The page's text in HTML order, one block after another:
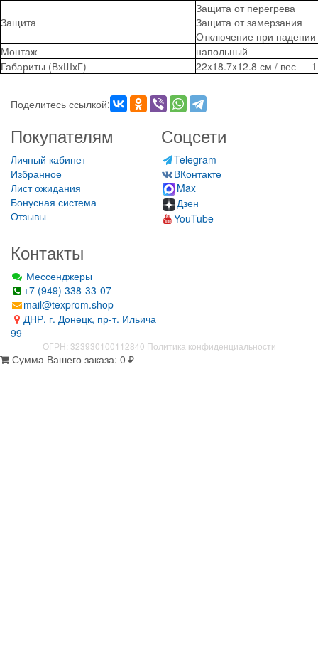
Защита
Защита от перегрева
Защита от замерзания
Отключение при падении
Монтаж
напольный
Габариты (ВхШхГ)
22x18.7x12.8 см / вес —
Поделитесь ссылкой:
Покупателям
Личный кабинет
Избранное
Лист ожидания
Бонусная система
Отзывы
Соцсети
Telegram
ВКонтакте
Max
Дзен
YouTube
Контакты
Мессенджеры
+7 (949) 338-33-07
mail@texprom.shop
ДНР, г. Донецк, пр-т. Ильича
99
ОГРН: 323930100112840 Политика конфиденциальности
Сумма Вашего заказа: 0 ₽